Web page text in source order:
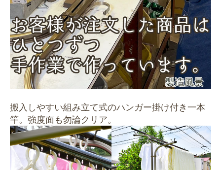
搬入しやすい組み立て式のハンガー掛け付き一本
竿。強度面も勿論クリア。